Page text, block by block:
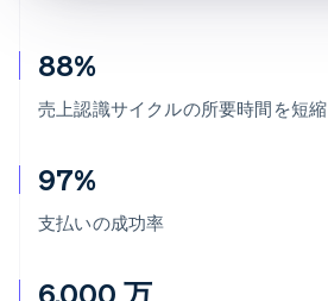
88%
売上認識サイクルの所要時間を短縮
97%
支払いの成功率
6,000 万